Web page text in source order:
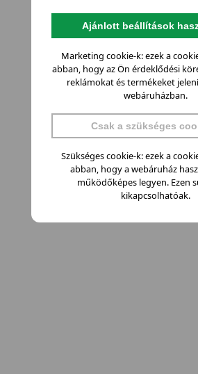
Ajánlott beállítások
Marketing cookie-k: ezek a
abban, hogy az Ön érdeklődési
reklámokat és termékeket
webáruházban.
Csak a szükséges
Szükséges cookie-k: ezek a
abban, hogy a webáruház
működőképes legyen. Ezen
kikapcsolhatóak.